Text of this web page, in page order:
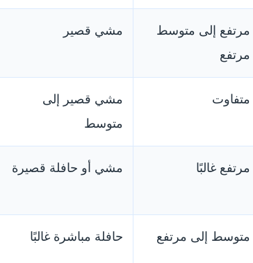
مرتفع إلى متوسط
مرتفع
مشي قصير
متفاوت
مشي قصير إلى
متوسط
مرتفع غالبًا مشي أو حافلة قصيرة
متوسط إلى مرتفع حافلة مباشرة غالبًا